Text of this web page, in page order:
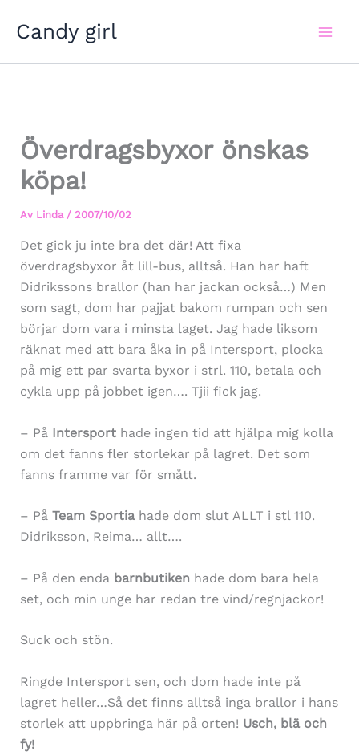
Candy girl
Överdragsbyxor önskas
köpa!
Av Linda / 2007/10/02
Det gick ju inte bra det där! Att fixa
överdragsbyxor åt lill-bus, alltså. Han har haft
Didrikssons brallor (han har jackan också…) Men
som sagt, dom har pajjat bakom rumpan och sen
börjar dom vara i minsta laget. Jag hade liksom
räknat med att bara åka in på Intersport, plocka
på mig ett par svarta byxor i strl. 110, betala och
cykla upp på jobbet igen…. Tjii fick jag.
– På Intersporthade ingen tid att hjälpa mig kolla
om det fanns fler storlekar på lagret. Det som
fanns framme var för smått.
– På Team Sportiahade dom slut ALLT i stl 110.
Didriksson, Reima… allt….
– På den enda barnbutiken hade dom bara hela
set, och min unge har redan tre vind/regnjackor!
Suck och stön.
Ringde Intersport sen, och dom hade inte på
lagret heller…Så det finns alltså inga brallor i hans
storlek att uppbringa här på orten! Usch, blä och
fy!